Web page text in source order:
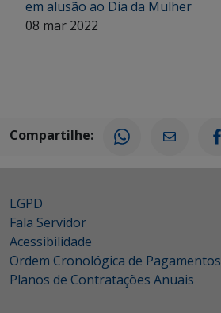
em alusão ao Dia da Mulher
08 mar 2022
Compartilhe:
LGPD
Fala Servidor
Acessibilidade
Ordem Cronológica de Pagamentos
Planos de Contratações Anuais